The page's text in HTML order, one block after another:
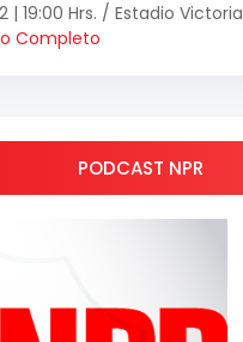
| 19:00 Hrs. / Estadio Victoria
Completo
PODCAST NPR